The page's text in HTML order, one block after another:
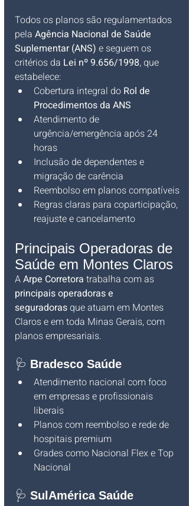
Todos os planos são regulamentados
pela Agência Nacional de Saúde
Suplementar (ANS) e seguem os
critérios da Lei nº 9.656/1998, que
estabelece:
Cobertura integral do Rol de
Procedimentos da ANS
Atendimento de
urgência/emergência após 24
horas
Inclusão de dependentes e
migração de carência
Reembolso em planos compatíveis
Regras claras para coparticipação,
reajuste e cancelamento
Principais Operadoras de
Saúde em Montes Claros
A Arpe Corretora trabalha com as
principais operadoras e
seguradoras que atuam em Montes
Claros e em toda Minas Gerais, com
planos empresariais.
🩺 Bradesco Saúde
Atendimento nacional com foco
em empresas e profissionais
liberais
Planos com reembolso e rede de
hospitais premium
Grades como Nacional Flex e Top
Nacional
🩺 SulAmérica Saúde